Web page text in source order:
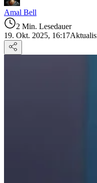
Amal Bell
2 Min. Lesedauer
19. Okt. 2025, 16:17